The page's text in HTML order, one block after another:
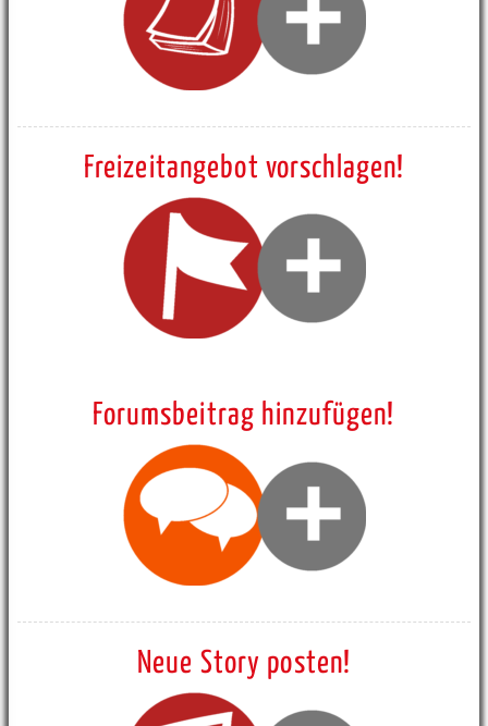
Freizeitangebot vorschlagen!
Forumsbeitrag hinzufügen!
Neue Story posten!